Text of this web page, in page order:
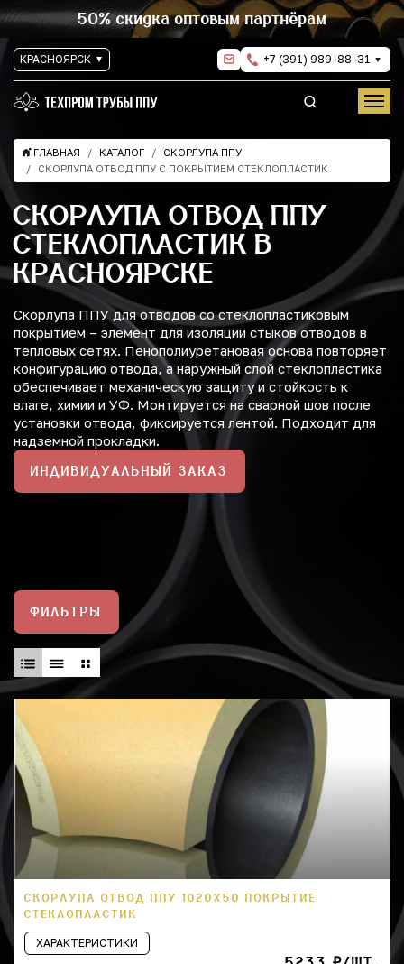
50% скидка оптовым партнёрам
КРАСНОЯРСК +7 (391) 989-88-31
ГЛАВНАЯ КАТАЛОГ
СКОРЛУПА ППУ
СКОРЛУПА ОТВОД ППУ С ПОКРЫТИЕМ СТЕКЛОПЛАСТИК
СКОРЛУПА ОТВОД ППУ
СТЕКЛОПЛАСТИК В
КРАСНОЯРСКЕ
Скорлупа ППУ для отводов со стеклопластиковым
покрытием – элемент для изоляции стыков отводов в
тепловых сетях. Пенополиуретановая основа повторяет
конфигурацию отвода, а наружный слой стеклопластика
обеспечивает механическую защиту и стойкость к
влаге, химии и УФ. Монтируется на сварной шов после
установки отвода, фиксируется лентой. Подходит для
надземной прокладки.
ИНДИВИДУАЛЬНЫЙ ЗАКАЗ
ФИЛЬТРЫ
СКОРЛУПА ОТВОД ППУ 1020Х50 ПОКРЫТИЕ
СТЕКЛОПЛАСТИК
ХАРАКТЕРИСТИКИ